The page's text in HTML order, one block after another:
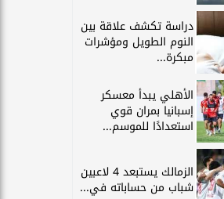
دراسة تكشف علاقة بين
النوم الطويل ومؤشرات
مبكرة...
الأهلي يبدأ معسكر
إسبانيا بمران قوي
استعدادًا للموسم...
الزمالك يستبعد 4 لاعبين
شباب من حساباته في...